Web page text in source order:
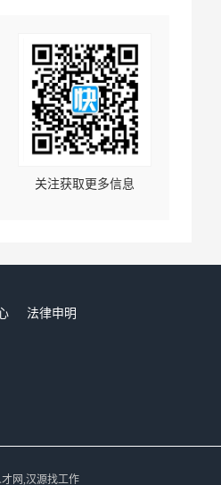
关注获取更多信息
法律申明
网,汉源找工作